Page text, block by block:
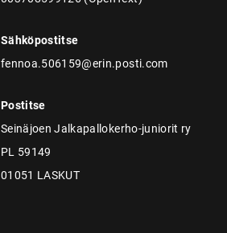
Sähköpostitse
fennoa.506159@erin.posti.com
Postitse
Seinäjoen Jalkapallokerho-juniorit ry
PL 59149
01051 LASKUT